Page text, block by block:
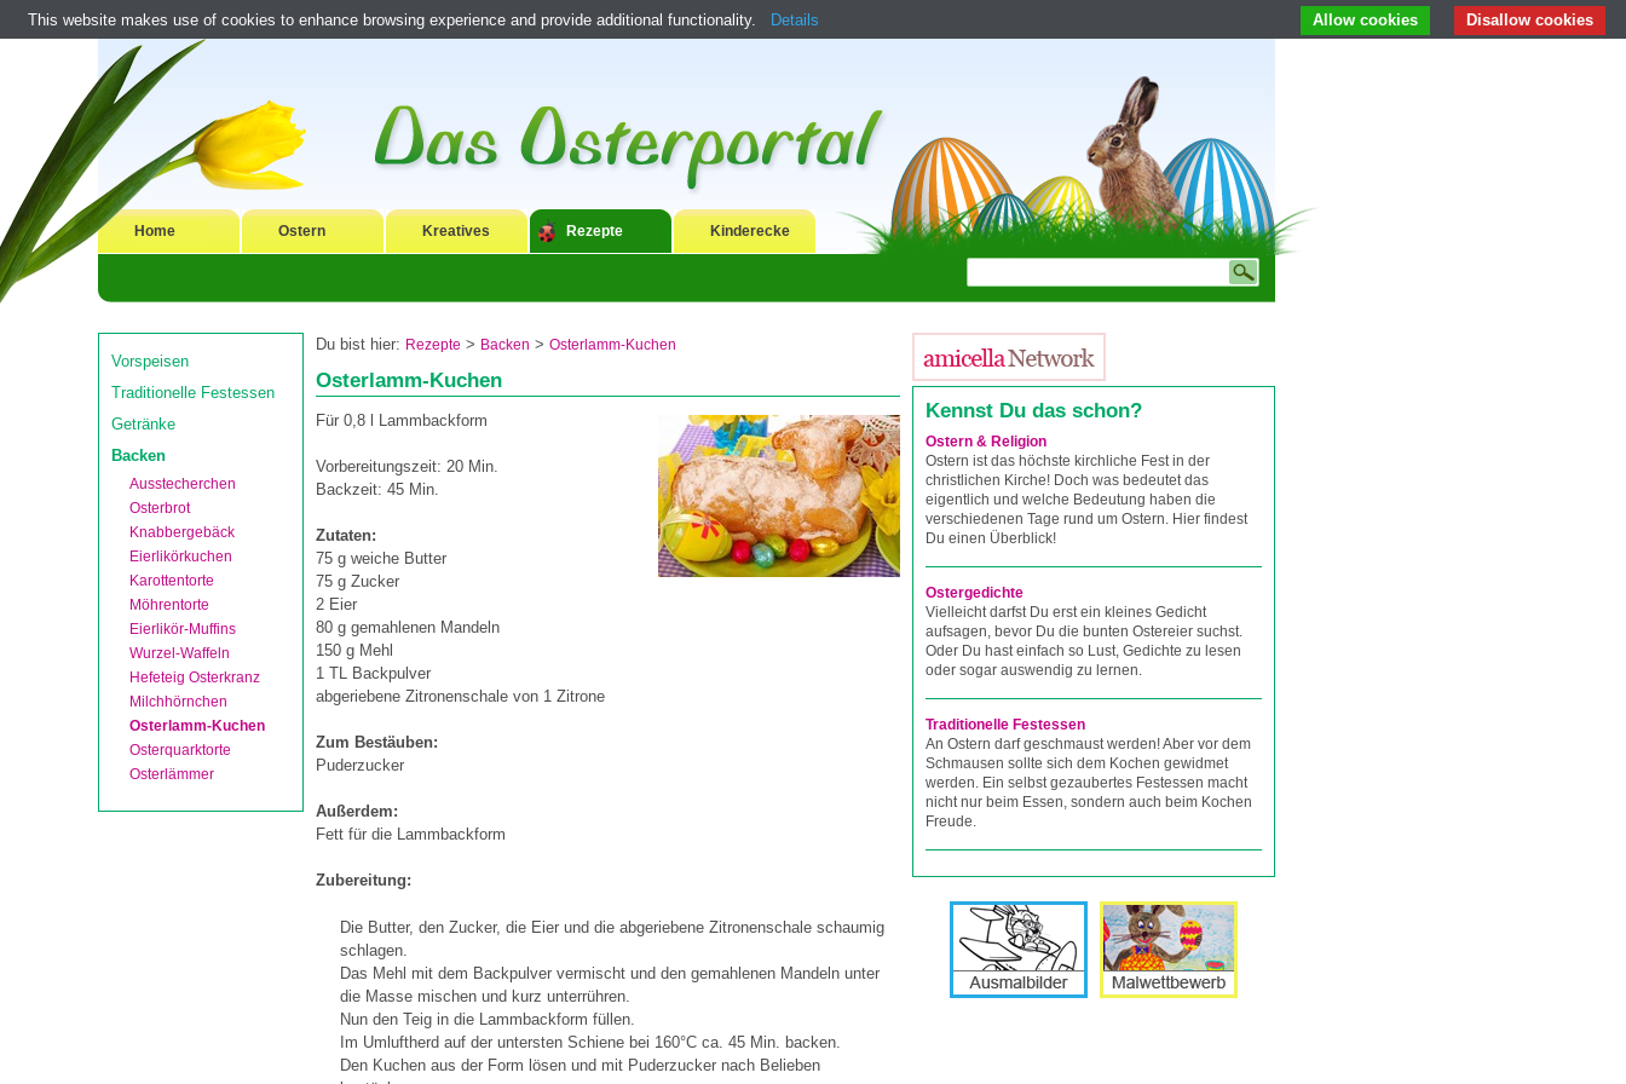
Home Ostern Kreatives Rezepte Kinderecke
Vorspeisen
Traditionelle Festessen
Getränke
Backen
Ausstecherchen
Osterbrot
Knabbergebäck
Eierlikörkuchen
Karottentorte
Möhrentorte
Eierlikör-Muffins
Wurzel-Waffeln
Hefeteig Osterkranz
Milchhörnchen
Osterlamm-Kuchen
Osterquarktorte
Osterlämmer
Du bist hier: Rezepte > Backen > Osterlamm-Kuchen
Osterlamm-Kuchen
Für 0,8 l Lammbackform
Vorbereitungszeit: 20 Min.
Backzeit: 45 Min.
Zutaten:
75 g weiche Butter
75 g Zucker
2 Eier
80 g gemahlenen Mandeln
150 g Mehl
1 TL Backpulver
abgeriebene Zitronenschale von 1 Zitrone
Zum Bestäuben:
Puderzucker
Außerdem:
Fett für die Lammbackform
Zubereitung:
Die Butter, den Zucker, die Eier und die abgeriebene Zitronenschale schaumig
schlagen.
Das Mehl mit dem Backpulver vermischt und den gemahlenen Mandeln unter
die Masse mischen und kurz unterrühren.
Nun den Teig in die Lammbackform füllen.
Im Umluftherd auf der untersten Schiene bei 160°C ca. 45 Min. backen.
Den Kuchen aus der Form lösen und mit Puderzucker nach Belieben
Kennst Du das schon?
Ostern & Religion
Ostern ist das höchste kirchliche Fest in der
christlichen Kirche! Doch was bedeutet das
eigentlich und welche Bedeutung haben die
verschiedenen Tage rund um Ostern. Hier findest
Du einen Überblick!
Ostergedichte
Vielleicht darfst Du erst ein kleines Gedicht
aufsagen, bevor Du die bunten Ostereier suchst.
Oder Du hast einfach so Lust, Gedichte zu lesen
oder sogar auswendig zu lernen.
Traditionelle Festessen
An Ostern darf geschmaust werden! Aber vor dem
Schmausen sollte sich dem Kochen gewidmet
werden. Ein selbst gezaubertes Festessen macht
nicht nur beim Essen, sondern auch beim Kochen
Freude.
This website makes use of cookies to enhance browsing experience and provide additional functionality. Details Disallow cookies
Allow cookies